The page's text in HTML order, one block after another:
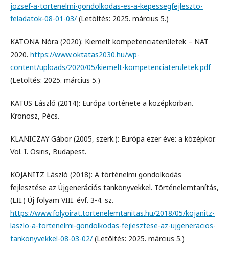
jozsef-a-tortenelmi-gondolkodas-es-a-kepessegfejleszto-
feladatok-08-01-03/ (Letöltés: 2025. március 5.)
KATONA Nóra (2020): Kiemelt kompetenciaterületek – NAT
2020. https://www.oktatas2030.hu/wp-
content/uploads/2020/05/kiemelt-kompetenciateruletek.pdf
(Letöltés: 2025. március 5.)
KATUS László (2014): Európa története a középkorban.
Kronosz, Pécs.
KLANICZAY Gábor (2005, szerk.): Európa ezer éve: a középkor.
Vol. I. Osiris, Budapest.
KOJANITZ László (2018): A történelmi gondolkodás
fejlesztése az Újgenerációs tankönyvekkel. Történelemtanítás,
(LII.) Új folyam VIII. évf. 3-4. sz.
https://www.folyoirat.tortenelemtanitas.hu/2018/05/kojanitz-
laszlo-a-tortenelmi-gondolkodas-fejlesztese-az-ujgeneracios-
tankonyvekkel-08-03-02/ (Letöltés: 2025. március 5.)